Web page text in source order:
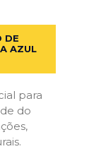
DE
AZUL
para
do